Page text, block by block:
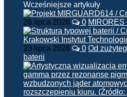
Wcześniejsze artykuły
26 lipca 2026 0
23 lipca 2026 0 Od
baterii